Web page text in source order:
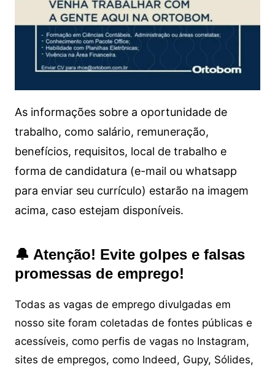
As informações sobre a oportunidade de
trabalho, como salário, remuneração,
benefícios, requisitos, local de trabalho e
forma de candidatura (e-mail ou whatsapp
para enviar seu currículo) estarão na imagem
acima, caso estejam disponíveis.
🔔 Atenção! Evite golpes e falsas
promessas de emprego!
Todas as vagas de emprego divulgadas em
nosso site foram coletadas de fontes públicas e
acessíveis, como perfis de vagas no Instagram,
sites de empregos, como Indeed, Gupy, Sólides,